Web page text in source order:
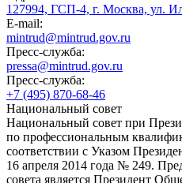
127994, ГСП-4, г. Москва, ул.
E-mail:
mintrud@mintrud.gov.ru
Пресс-служба:
pressa@mintrud.gov.ru
Пресс-служба:
+7 (495) 870-68-46
Национальный совет
Национальный совет при
по профессиональным
соответствии с Указом
16 апреля 2014 года № 249.
совета является Президент